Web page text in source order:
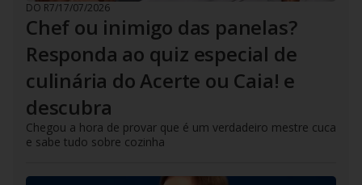
DO R7/17/07/2026
Chef ou inimigo das panelas?
Responda ao quiz especial de
culinária do Acerte ou Caia! e
descubra
Chegou a hora de provar que é um verdadeiro mestre cuca
e sabe tudo sobre cozinha